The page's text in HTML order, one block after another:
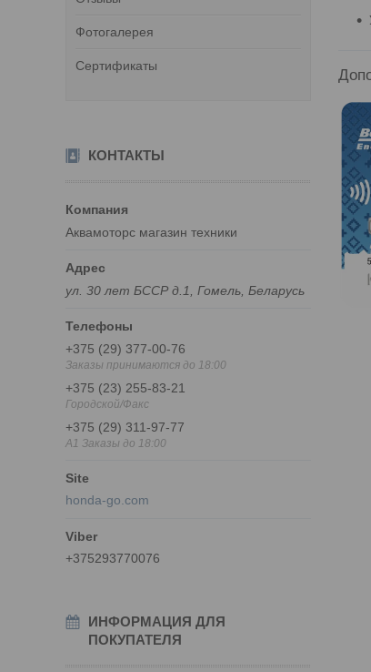
Фотогалерея
Сертификаты
КОНТАКТЫ
Аквамоторс магазин техники
ул. 30 лет БССР д.1, Гомель, Беларусь
+375 (29) 377-00-76
Заказы принимаются до 18:00
+375 (23) 255-83-21
Городской/Факс
+375 (29) 311-97-77
A1 Заказы до 18:00
honda-go.com
+375293770076
ИНФОРМАЦИЯ ДЛЯ
ПОКУПАТЕЛЯ